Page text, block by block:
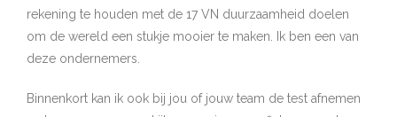
rekening te houden met de 17 VN duurzaamheid doelen
om de wereld een stukje mooier te maken. Ik ben een van
deze ondernemers.
Binnenkort kan ik ook bij jou of jouw team de test afnemen